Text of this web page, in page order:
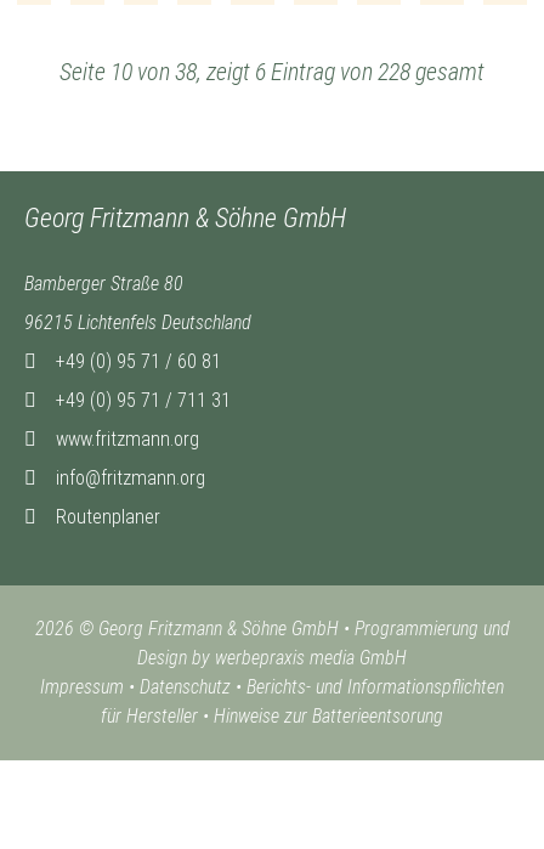
Seite 10 von 38, zeigt 6 Eintrag von 228 gesamt
Georg Fritzmann & Söhne GmbH
Bamberger Straße 80
96215 Lichtenfels Deutschland
+49 (0) 95 71 / 60 81
+49 (0) 95 71 / 711 31
www.fritzmann.org
info@fritzmann.org
Routenplaner
2026 © Georg Fritzmann & Söhne GmbH• Programmierung und
Design by werbepraxis media GmbH
Impressum • Datenschutz • Berichts- und Informationspflichten
für Hersteller • Hinweise zur Batterieentsorung